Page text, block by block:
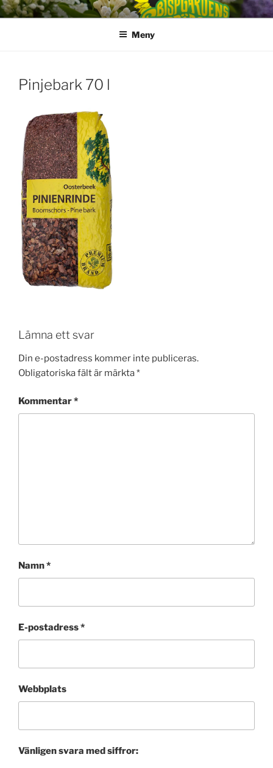
Hoppa
till
Meny
Pinjebark 70 l
Lämna ett svar
Din e-postadress kommer inte publiceras.
Obligatoriska fält är märkta*
Kommentar*
Namn*
E-postadress*
Webbplats
Vänligen svara med siffror: